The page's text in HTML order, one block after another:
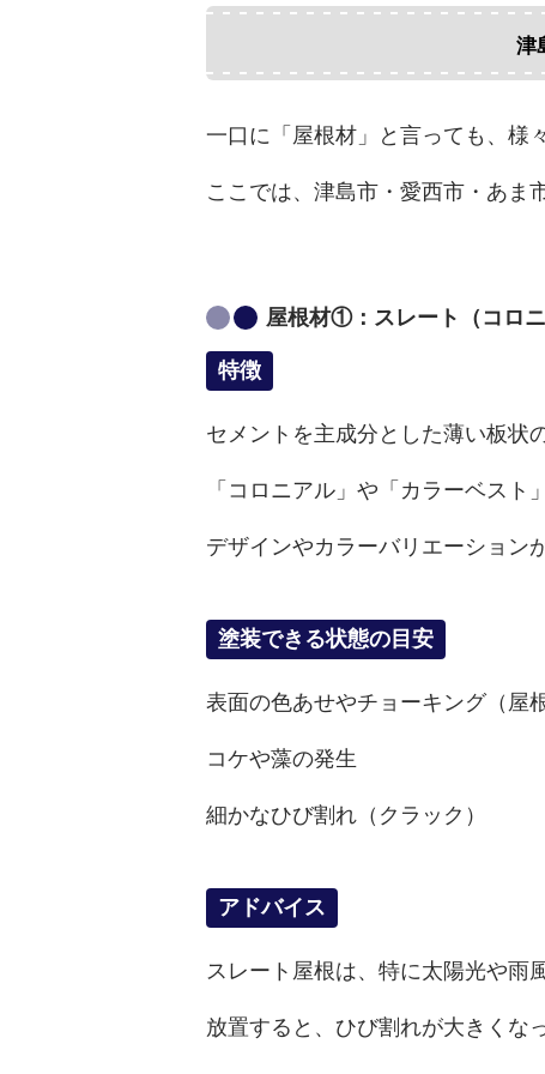
津
一口に「屋根材」と言っても、様
ここでは、津島市・愛西市・あま
屋根材①：スレート（コロニ
特徴
セメントを主成分とした薄い板状
「コロニアル」や「カラーベスト
デザインやカラーバリエーション
塗装できる状態の目安
表面の色あせやチョーキング（屋
コケや藻の発生
細かなひび割れ（クラック）
アドバイス
スレート屋根は、特に太陽光や雨
放置すると、ひび割れが大きくな